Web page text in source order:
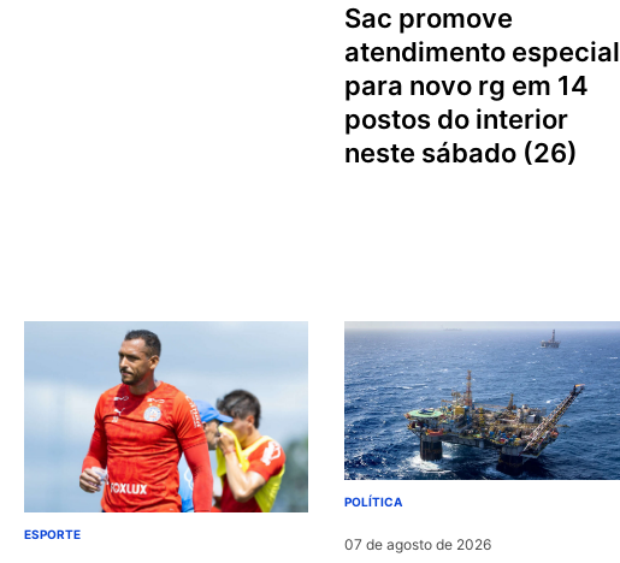
sac promove
atendimento especial
para novo rg em 14
postos do interior
neste sábado (26)
ESPORTE
POLÍTICA
07 de agosto de 2026